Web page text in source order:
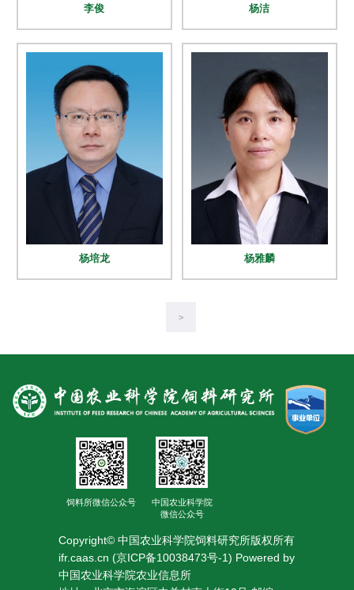
李俊 杨洁
杨培龙 杨雅麟
>
饲料所微信公众号
中国农业科学院
微信公众号
Copyright© 中国农业科学院饲料研究所版权所有
ifr.caas.cn (京ICP备10038473号-1) Powered by
中国农业科学院农业信息所